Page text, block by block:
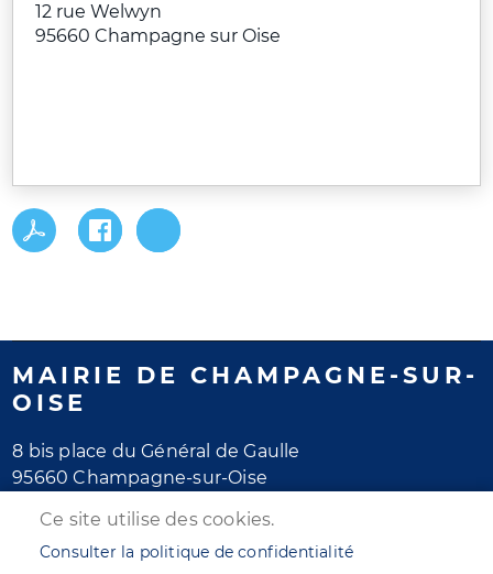
12 rue Welwyn
95660 Champagne sur Oise
MAIRIE DE CHAMPAGNE-SUR-
OISE
8 bis place du Général de Gaulle
95660 Champagne-sur-Oise
Horaires d'ouverture
Ce site utilise des cookies.
Consulter la politique de confidentialité